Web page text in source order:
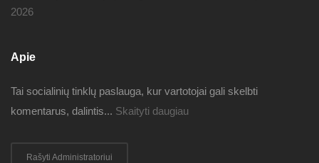
2026
Apie
Tai socialinių tinklų paslauga, kur vartotojai gali skelbti
komentarus, dalintis... Skaityti daugiau
Rašyti Administratoriui